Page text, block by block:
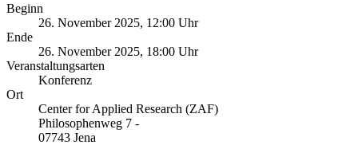
Beginn
26. November 2025, 12:00 Uhr
Ende
26. November 2025, 18:00 Uhr
Veranstaltungsarten
Konferenz
Ort
Center for Applied Research (ZAF)
Philosophenweg 7 -
07743 Jena